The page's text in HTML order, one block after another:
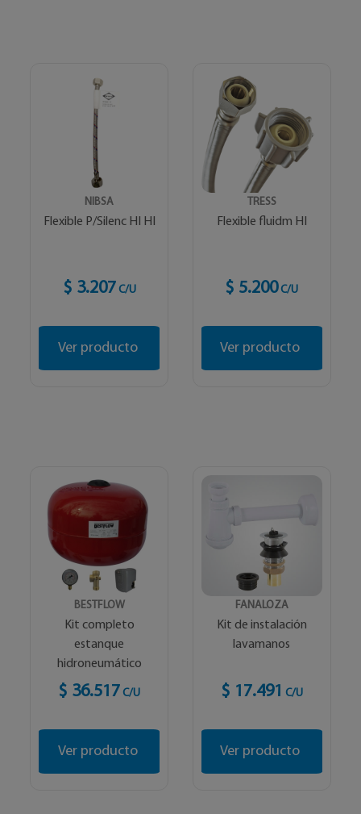
NIBSA
Flexible P/Silenc HI HI
$ 3.207 C/U
Ver producto
TRESS
Flexible fluidm HI
$ 5.200 C/U
Ver producto
BESTFLOW
Kit completo
estanque
hidroneumático
$ 36.517 C/U
Ver producto
FANALOZA
Kit de instalación
lavamanos
$ 17.491 C/U
Ver producto